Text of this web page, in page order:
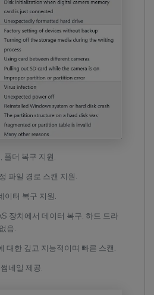
폴더 복구 지원.
파일 경로 스캔 지원.
이터 복구 지원.
장치에서 데이터 복구. 하드 드라
음.
대한 깊고 지능적이며 빠른 스캔.
네일 제공.